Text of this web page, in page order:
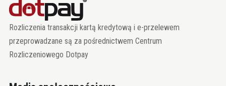
Rozliczenia transakcji kartą kredytową i e-przelewem
przeprowadzane są za pośrednictwem Centrum
Rozliczeniowego Dotpay